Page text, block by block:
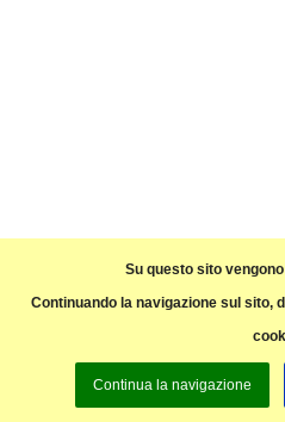
Su questo sito
Continuando la navigazione sul sito,
Continua la navigazione